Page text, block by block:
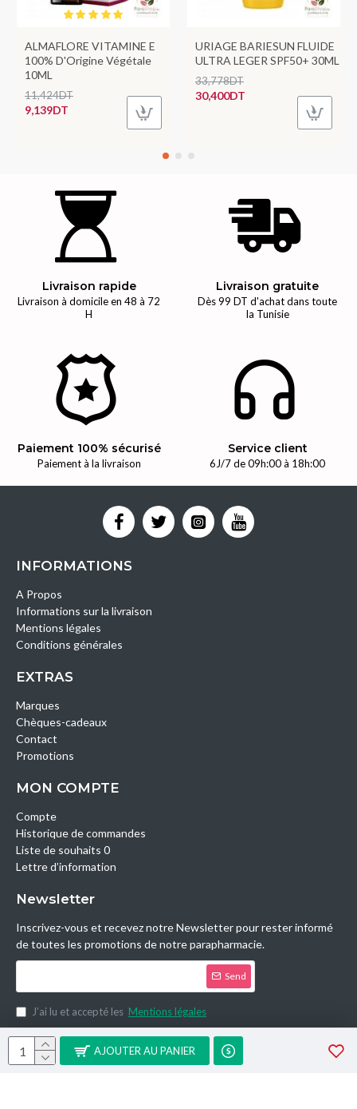
AJOUTER AU PANIER
ALMAFLORE VITAMINE E
100% D'Origine Végétale
10ML
9,139DT
11,424DT
URIAGE BARIESUN FLUIDE
ULTRA LEGER SPF50+ 30ML
30,400DT
33,778DT
Livraison rapide
Livraison à domicile en 48 à 72
H
Livraison gratuite
Dès 99 DT d'achat dans toute
la Tunisie
Paiement 100% sécurisé
Paiement à la livraison
Service client
6J/7 de 09h:00 à 18h:00
INFORMATIONS
A Propos
Informations sur la livraison
Mentions légales
Conditions générales
EXTRAS
Marques
Chèques-cadeaux
Contact
Promotions
MON COMPTE
Compte
Historique de commandes
Liste de souhaits 0
Lettre d’information
Newsletter
Inscrivez-vous et recevez notre Newsletter pour rester informé
de toutes les promotions de notre parapharmacie.
Send
J’ai lu et accepté les Mentions légales
Copyright © 2014, Parashop.tn, All Rights Reserved.